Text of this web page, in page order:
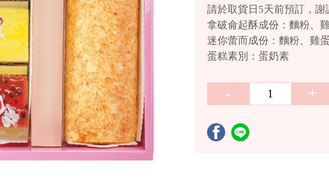
請於取貨日5天前預訂，謝
拿破侖起酥成份：麵粉、
迷你蕾而成份：麵粉、雞
蛋糕素別：蛋奶素